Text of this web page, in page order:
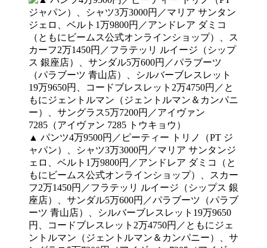
▲ パンツ4万9500円／ピーティー トリノ（PT ジ
ャパン）、シャツ3万3000円／マリア サンタンジ
ェロ、ベルト1万9800円／アンドレア ダミコ（と
もにビームス公式オンラインショップ）、スカー
フ2万1450円／フラテッリ ルイージ（シップス 銀
座店）、サンダル5万600円／パラブーツ（パラブ
ーツ 青山店）、シルバーブレスレット19万9650
円、コードブレスレット2万4750円／ともにジェ
ントルマン（ジェントルマン＆カンパニー）、サ